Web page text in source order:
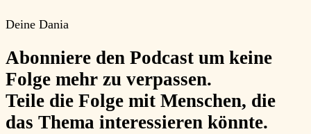
Deine Dania
Abonniere den Podcast um keine
Folge mehr zu verpassen.
Teile die Folge mit Menschen, die
das Thema interessieren könnte.